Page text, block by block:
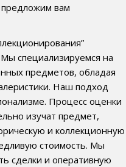
вам
специализируемся на
предметов, обладая
Наш подход
Процесс оценки
изучат предмет,
и коллекционную
стоимость. Мы
сделки и оперативную